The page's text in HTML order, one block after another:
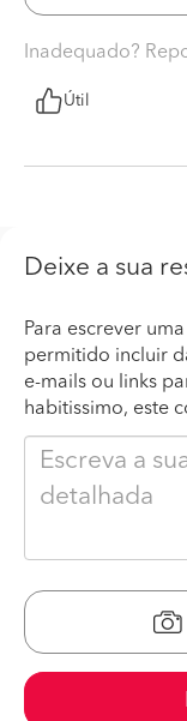
Inadequado?
Útil
Deixe a sua
Para escrever
permitido incluir
e-mails ou links
habitissimo, este